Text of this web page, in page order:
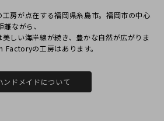
房が点在する福岡県⽷島市。福岡市の中⼼
ながら、
しい海岸線が続き、豊かな⾃然が広がりま
Factoryの⼯房はあります。
ンドメイドについて